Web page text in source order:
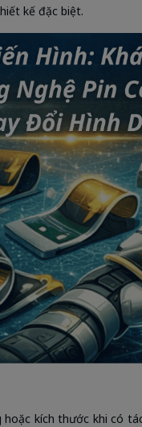
kế đặc biệt.
kích thước khi có